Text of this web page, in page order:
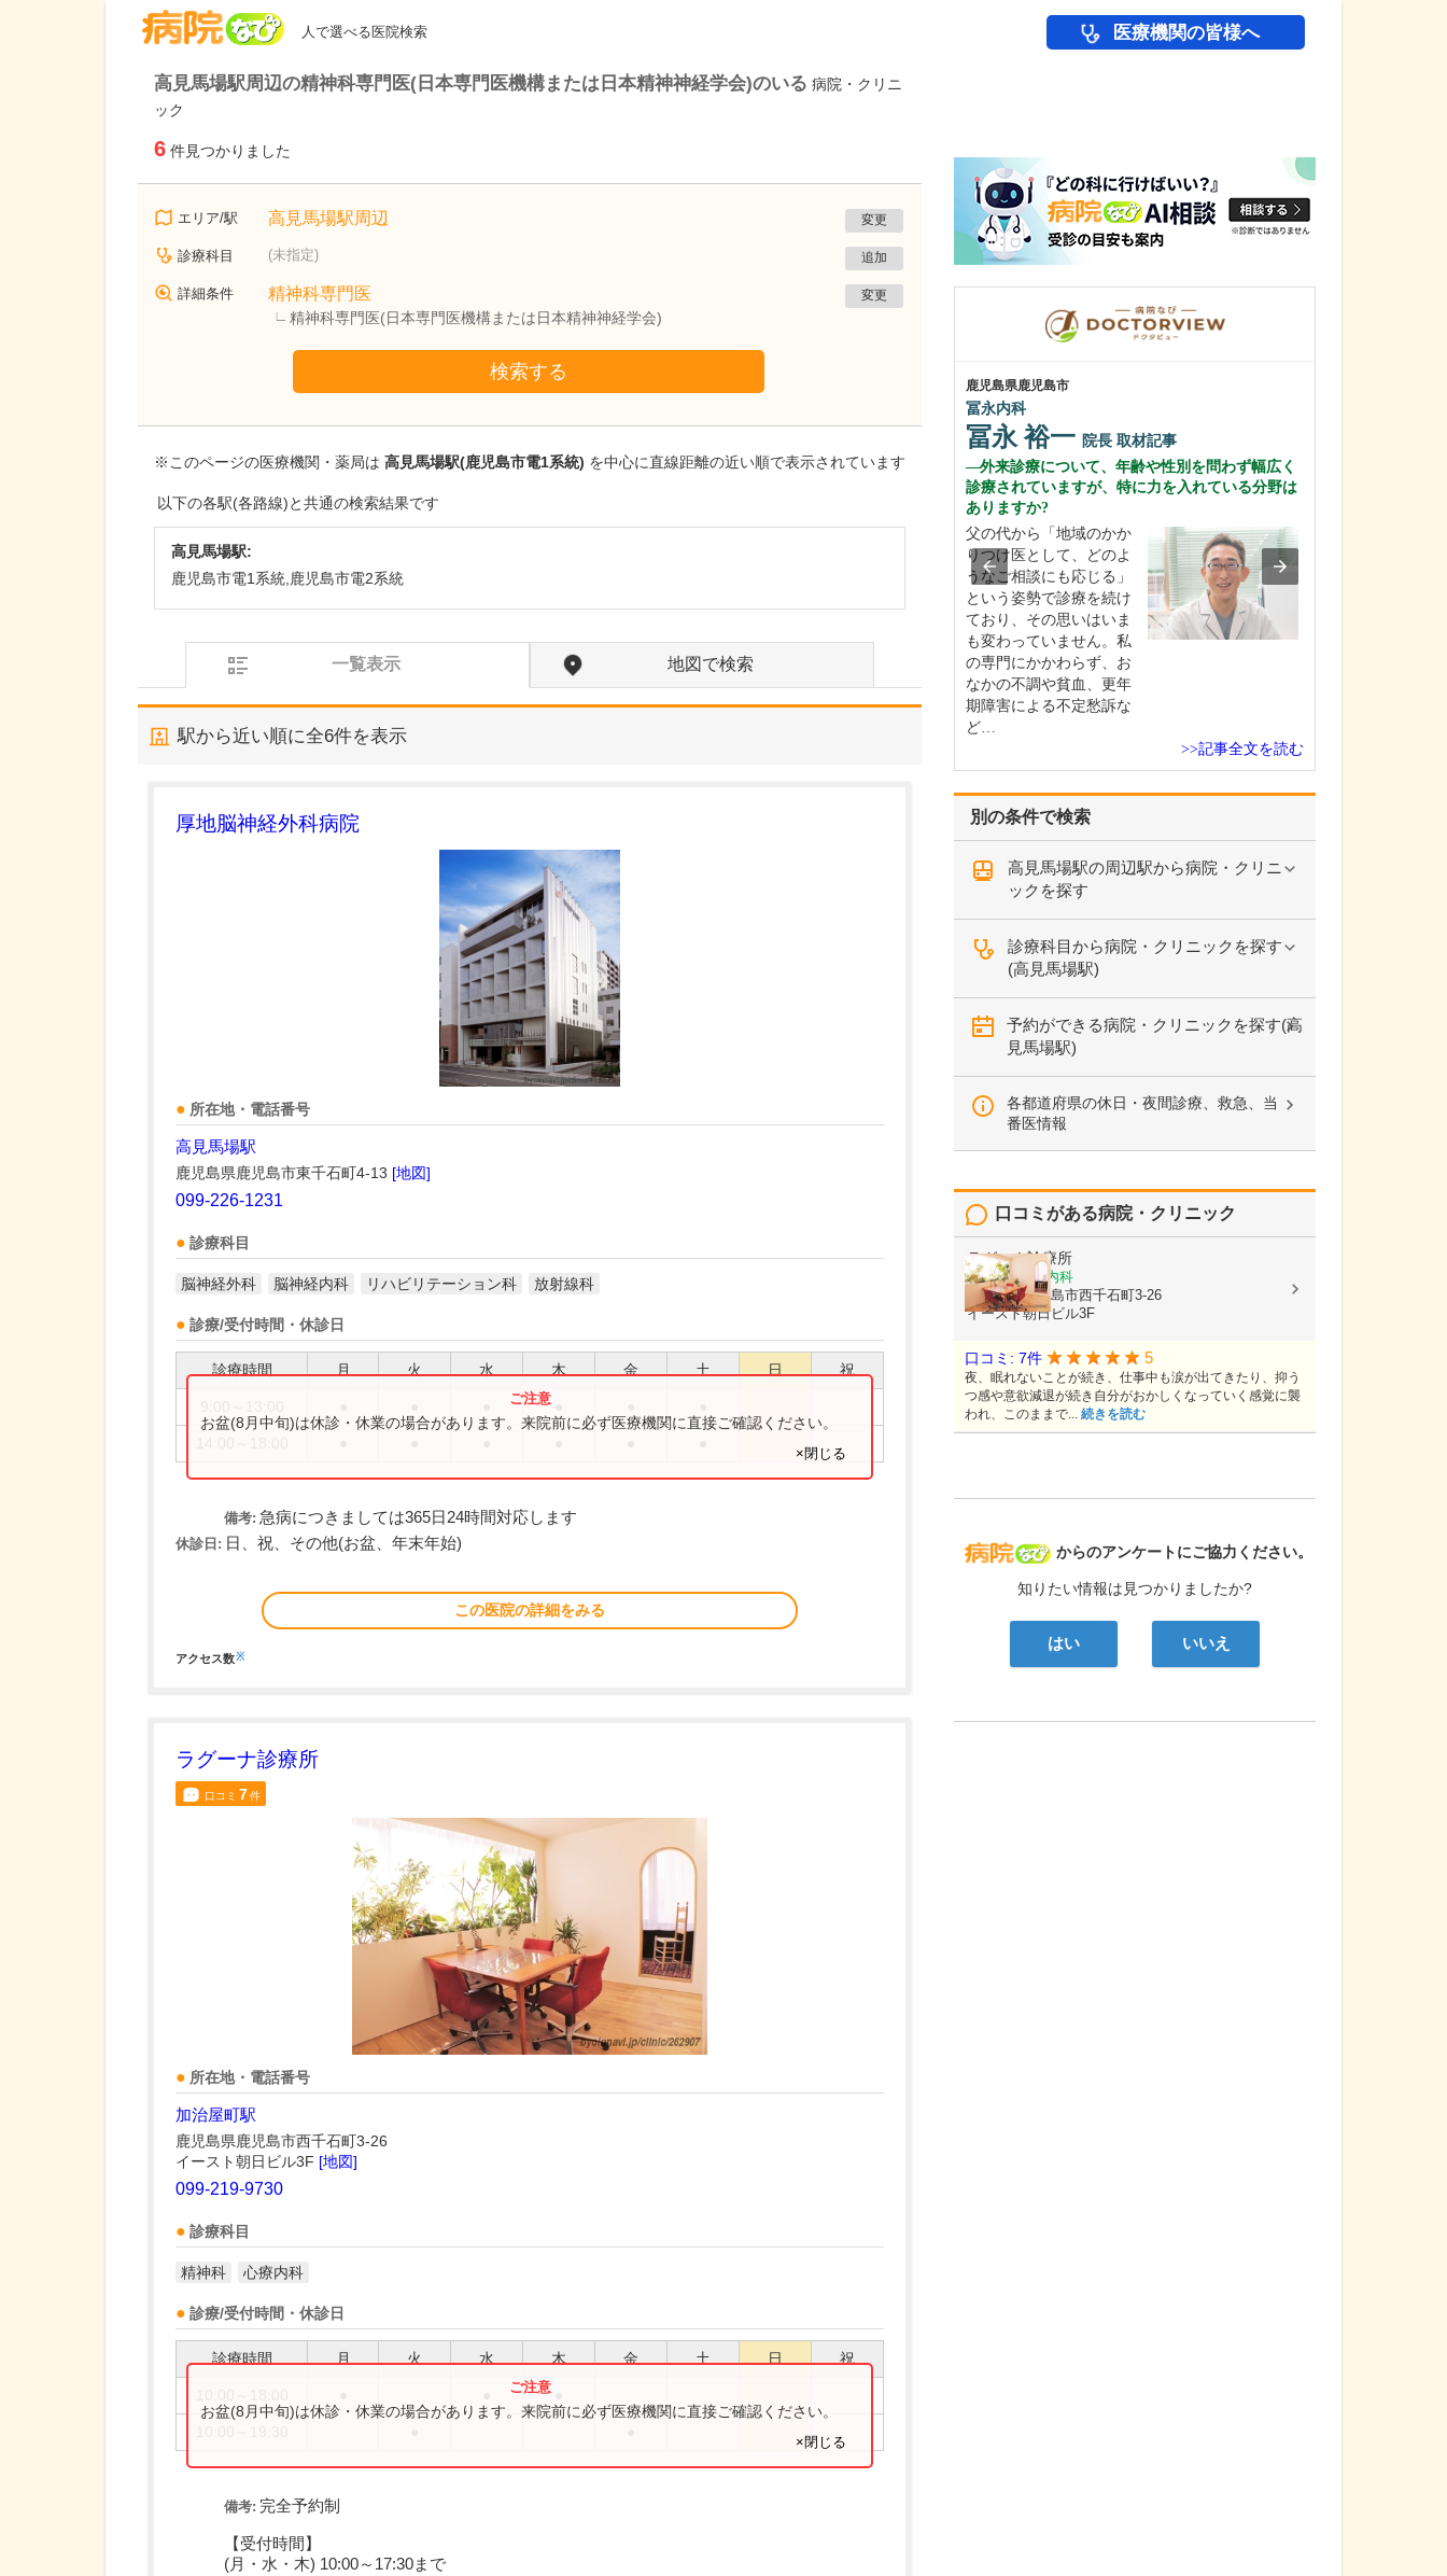
人で選べる医院検索 医療機関の皆様へ
高見馬場駅周辺の精神科専門医(日本専門医機構または日本精神神経学会)のいる 病院・クリニ
ック
6 件見つかりました
エリア/駅 高見馬場駅周辺 変更
診療科目 (未指定) 追加
詳細条件 精神科専門医
精神科専門医(日本専門医機構または日本精神神経学会)
変更
検索する
※このページの医療機関・薬局は 高見馬場駅(鹿児島市電1系統) を中心に直線距離の近い順で表示されています
以下の各駅(各路線)と共通の検索結果です
高見馬場駅:
鹿児島市電1系統,鹿児島市電2系統
一覧表示 地図で検索
駅から近い順に全6件を表示
厚地脳神経外科病院
所在地・電話番号
高見馬場駅
鹿児島県鹿児島市東千石町4-13 [地図]
099-226-1231
診療科目
脳神経外科 脳神経内科 リハビリテーション科 放射線科
診療/受付時間・休診日
診療時間 月 火 水 木 金 土 日 祝
お盆(8月中旬)は休診・休業の場合があります。来院前に必ず医療機関に直接ご確認ください。
×閉じる
備考: 急病につきましては365日24時間対応します
休診日: 日、祝、その他(お盆、年末年始)
この医院の詳細をみる
アクセス数※
ラグーナ診療所
口コミ 7件
所在地・電話番号
加治屋町駅
鹿児島県鹿児島市西千石町3-26
イースト朝日ビル3F [地図]
099-219-9730
診療科目
精神科 心療内科
診療/受付時間・休診日
診療時間 月 火 水 木 金 土 日 祝
お盆(8月中旬)は休診・休業の場合があります。来院前に必ず医療機関に直接ご確認ください。
×閉じる
備考: 完全予約制
【受付時間】
(月・水・木) 10:00～17:30まで
別の条件で検索
高見馬場駅の周辺駅から病院・クリニ
ックを探す
診療科目から病院・クリニックを探す
(高見馬場駅)
予約ができる病院・クリニックを探す(高
見馬場駅)
各都道府県の休日・夜間診療、救急、当
番医情報
病院なび
からのアンケートにご協力ください。
知りたい情報は見つかりましたか?
はい いいえ
口コミがある病院・クリニック
ラグーナ診療所
精神科, 心療内科
鹿児島県鹿児島市西千石町3-26
イースト朝日ビル3F
口コミ: 7件 5
夜、眠れないことが続き、仕事中も涙が出てきたり、抑う
つ感や意欲減退が続き自分がおかしくなっていく感覚に襲
われ、このままで... 続きを読む
鹿児島県鹿児島市
冨永内科
冨永 裕一 院長 取材記事
外来診療について、年齢や性別を問わず幅広く
診療されていますが、特に力を入れている分野は
ありますか?
父の代から「地域のかか
りつけ医として、どのよ
うなご相談にも応じる」
という姿勢で診療を続け
ており、その思いはいま
も変わっていません。私
の専門にかかわらず、お
なかの不調や貧血、更年
期障害による不定愁訴な
ど…
>>記事全文を読む
呼吸器内科では、どのような専門的な診療が受
す。そのうえで、血液検
査でアレルギーの有無を
確認し、レントゲン検査
で…